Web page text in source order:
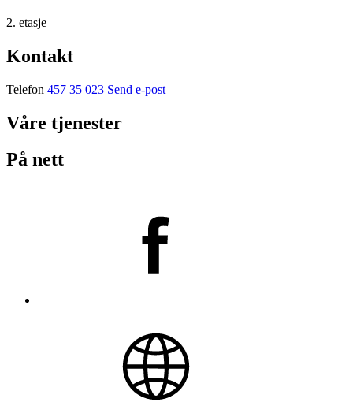
2. etasje
Kontakt
Telefon 457 35 023 Send e-post
Våre tjenester
På nett